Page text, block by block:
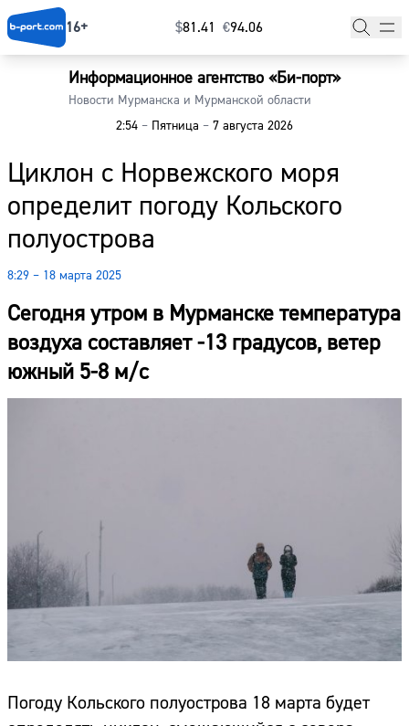
16+ $⁠81.41 €⁠94.06
Информационное агентство «Би-порт»
Новости Мурманска и Мурманской области
2:54 – Пятница – 7 августа 2026
Циклон с Норвежского моря
определит погоду Кольского
полуострова
8:29 – 18 марта 2025
Сегодня утром в Мурманске температура
воздуха составляет -13 градусов, ветер
южный 5-8 м/с
Погоду Кольского полуострова 18 марта будет
Главная
Наши гости
Фоторепортажи
Погода
Курсы валют